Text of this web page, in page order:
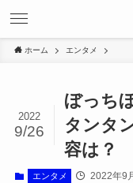
ホーム エンタメ
ぼっち
タンタ
容は？
2022
9/26
エンタメ 2022年9